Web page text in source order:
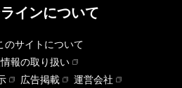
インについて
のサイトについて
報の取り扱い
広告掲載
運営会社